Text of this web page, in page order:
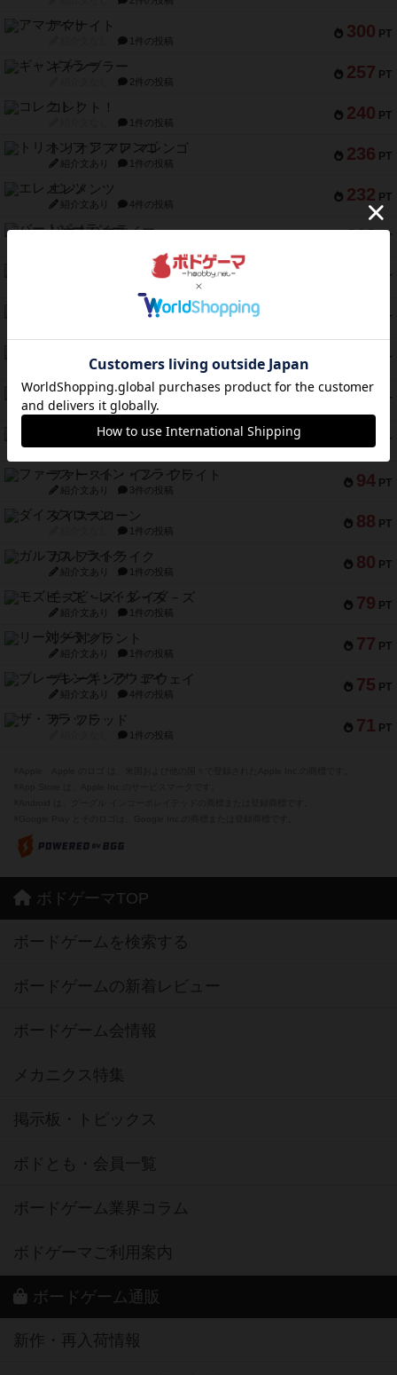
300 PT
アマナイト
1件の投稿
257 PT
ギャンブラー
2件の投稿
240 PT
コレクト！
1件の投稿
236 PT
トリオンフ ア マレンゴ
紹介文あり 1件の投稿
232 PT
エレメンツ
紹介文あり 4件の投稿
212 PT
バー！パーティー
PT
PT
PT
紹介文なし 1件の投稿
PT
ドブル：ポケットモンスター
紹介文あり 4件の投稿
PT
ジャンヌ・ダルク-オルレアン ドロー＆ライト
紹介文なし 5件の投稿
94 PT
ファースト・イン・フライト
紹介文あり 3件の投稿
88 PT
ダイススローン
1件の投稿
80 PT
ガルフストライク
紹介文あり 1件の投稿
79 PT
モズビ－ズ・レイダ－ズ
紹介文あり 1件の投稿
77 PT
リー対グラント
紹介文あり 1件の投稿
75 PT
ブレーキング・アウェイ
紹介文あり 4件の投稿
71 PT
ザ・フラッド
1件の投稿
ボドゲーマTOP
ボードゲームを検索する
ボードゲームの新着レビュー
ボードゲーム会情報
メカニクス特集
掲示板・トピックス
ボドとも・会員一覧
ボードゲーム業界コラム
ボドゲーマご利用案内
ボードゲーム通販
新作・再入荷情報